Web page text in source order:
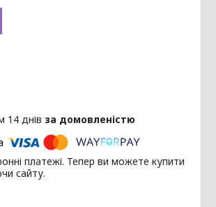
14 днів за домовленістю
платежі. Тепер ви можете купити
сайту.